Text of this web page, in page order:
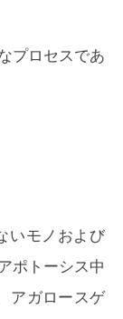
プロセスであ
いモノおよび
ポトーシス中
アガロースゲ